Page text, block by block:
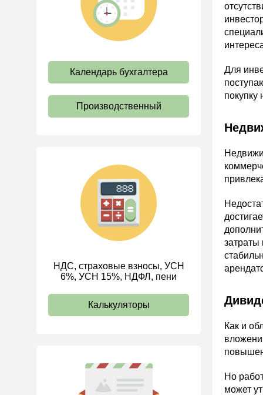
труда
Отпуск и время отдыха
Ответственность и
взыскания
Пенсии
должностные инструкции
Трудовые книжки
Кадровые документы и
образцы
Персональные данные
ИП
Календарь бухгалтера
Производственный
НДС, страховые взносы, УСН
6%, УСН 15%, НДФЛ, пени
Калькуляторы
Для
затраты
Как и
Но
может